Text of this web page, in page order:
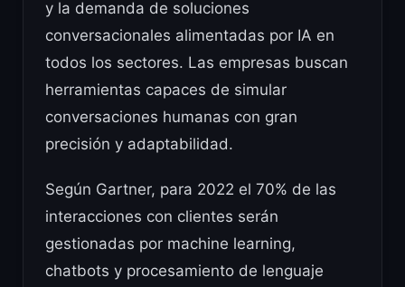
y la demanda de soluciones
conversacionales alimentadas por IA en
todos los sectores. Las empresas buscan
herramientas capaces de simular
conversaciones humanas con gran
precisión y adaptabilidad.
Según Gartner, para 2022 el 70% de las
interacciones con clientes serán
gestionadas por machine learning,
chatbots y procesamiento de lenguaje